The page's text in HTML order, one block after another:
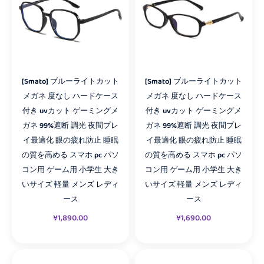
[Smato] ブルーライトカット
メガネ 度なし ハードケース
付き uvカット ゲーミングメ
ガネ 99%遮断 調光 夜間プレ
イ最適化 眼の疲れ防止 睡眠
の質を高める スマホ pc パソ
コン用 ゲーム用 小学生 大き
いサイズ 軽量 メンズ レディ
ース
¥1,890.00
[Smato] ブルーライトカット
メガネ 度なし ハードケース
付き uvカット ゲーミングメ
ガネ 99%遮断 調光 夜間プレ
イ最適化 眼の疲れ防止 睡眠
の質を高める スマホ pc パソ
コン用 ゲーム用 小学生 大き
いサイズ 軽量 メンズ レディ
ース
¥1,690.00